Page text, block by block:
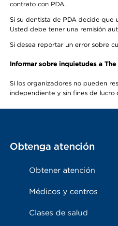
contrato con PDA.
Si su dentista de PDA decide
Usted debe tener una remisión
Si desea reportar un error sobre
Informar sobre inquietudes a
Si los organizadores no pueden
independiente y sin fines de lucro
Obtenga atención
Obtener atención
Médicos y centros
Clases de salud